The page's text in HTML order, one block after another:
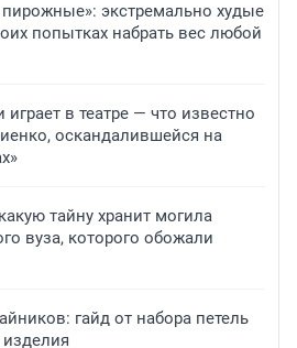
экстремально худые
попытках набрать вес любой
играет в театре — что известно
оскандалившейся на
тайну хранит могила
вуза, которого обожали
гайд от набора петель
изделия